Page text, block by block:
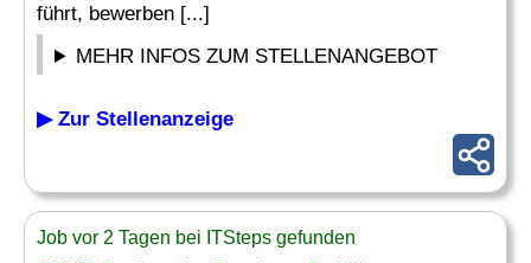
führt, bewerben [...]
MEHR INFOS ZUM STELLENANGEBOT
▶ Zur Stellenanzeige
Job vor 2 Tagen bei ITSteps gefunden